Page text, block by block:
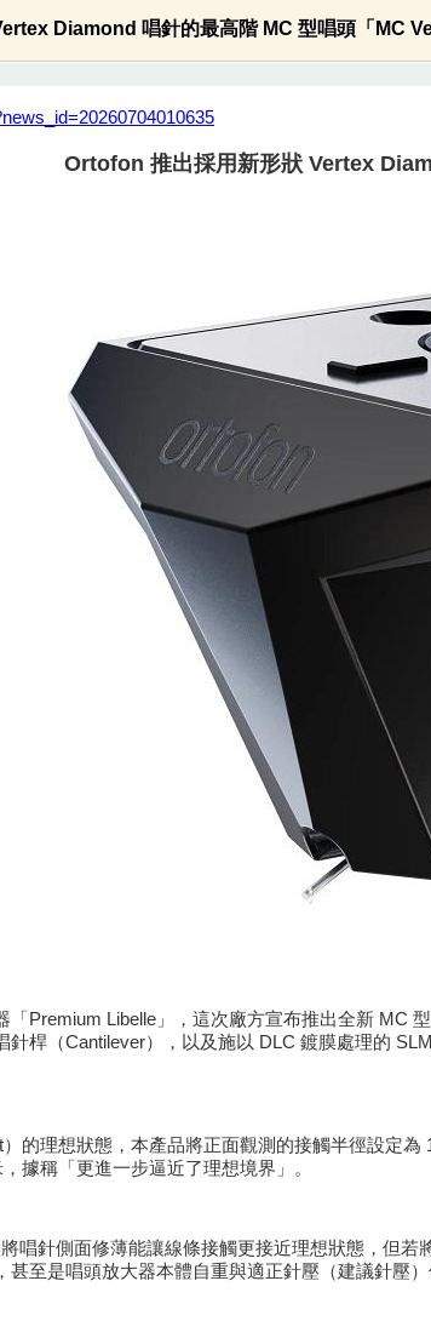
Diamond 唱針的最高階 MC 型唱頭「MC
Ortofon 推出採用新形狀 Vertex
Premium Libelle」，這次廠方宣布推出全新 MC
桿（Cantilever），以及施以 DLC 鍍膜處理的
的理想狀態，本產品將正面觀測的接觸半徑設定
據稱「更進一步逼近了理想境界」。
唱針側面修薄能讓線條接觸更接近理想狀態，但
至是唱頭放大器本體自重與適正針壓（建議針壓